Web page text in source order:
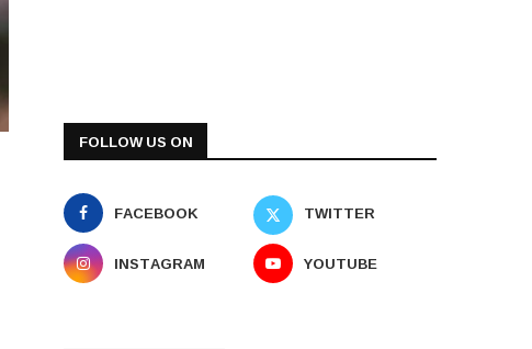
FOLLOW US ON
FACEBOOK
TWITTER
INSTAGRAM
YOUTUBE